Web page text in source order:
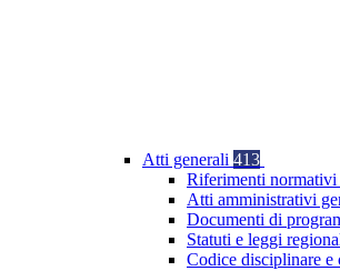
Atti generali 413
Riferimenti normativi
Atti amministrativi
Documenti di
Statuti e leggi
Codice disciplinare e